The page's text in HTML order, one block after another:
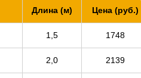
Длина (м) Цена (руб.)
1,5 1748
2,0 2139